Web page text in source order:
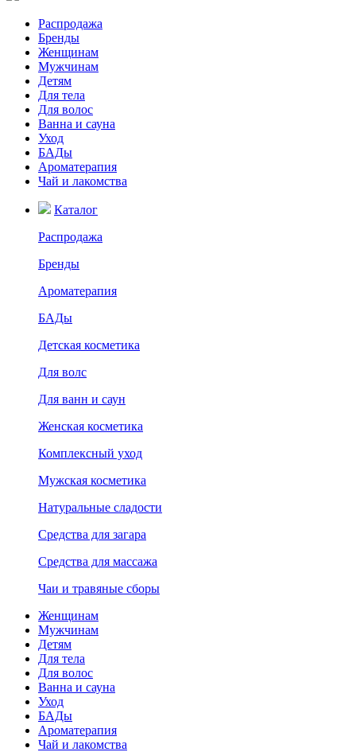
Распродажа
Бренды
Женщинам
Мужчинам
Детям
Для тела
Для волос
Ванна и сауна
Уход
БАДы
Ароматерапия
Чай и лакомства
Каталог
Распродажа
Бренды
Ароматерапия
БАДы
Детская косметика
Для волс
Для ванн и саун
Женская косметика
Комплексный уход
Мужская косметика
Натуральные сладости
Средства для загара
Средства для массажа
Чаи и травяные сборы
Женщинам
Мужчинам
Детям
Для тела
Для волос
Ванна и сауна
Уход
БАДы
Ароматерапия
Чай и лакомства